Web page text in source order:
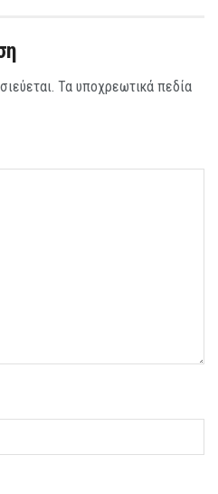
Τα υποχρεωτικά πεδία